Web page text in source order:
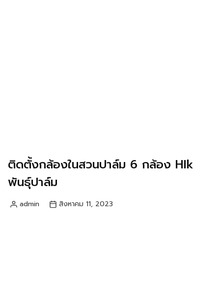
ติดตั้งกล้องในสวนปาล์ม 6 กล้อง HIk
พันธุ์ปาล์ม
admin สิงหาคม 11, 2023